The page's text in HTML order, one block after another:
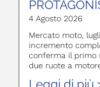
4 Agosto 2026
Mercato moto,
incremento
conferma il primo
due ruote a